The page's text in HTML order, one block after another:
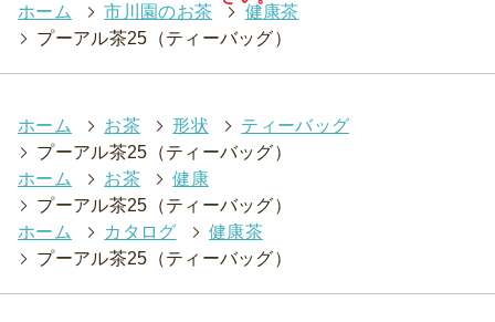
ホーム > 市川園のお茶 > 健康茶
> プーアル茶25（ティーバッグ）
ホーム > お茶 > 形状 > ティーバッグ
> プーアル茶25（ティーバッグ）
ホーム
> お茶 > 健康
> プーアル茶25（ティーバッグ）
ホーム
> カタログ > 健康茶
> プーアル茶25（ティーバッグ）